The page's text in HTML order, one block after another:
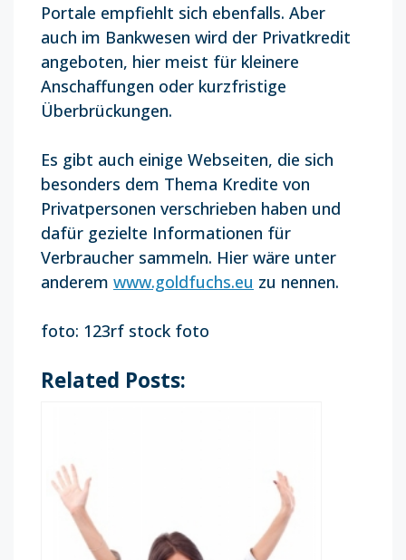
Portale empfiehlt sich ebenfalls. Aber
auch im Bankwesen wird der Privatkredit
angeboten, hier meist für kleinere
Anschaffungen oder kurzfristige
Überbrückungen.
Es gibt auch einige Webseiten, die sich
besonders dem Thema Kredite von
Privatpersonen verschrieben haben und
dafür gezielte Informationen für
Verbraucher sammeln. Hier wäre unter
anderem www.goldfuchs.eu zu nennen.
foto: 123rf stock foto
Related Posts: